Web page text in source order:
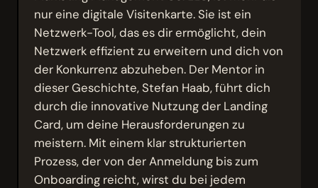
nur eine digitale Visitenkarte. Sie ist ein
Netzwerk-Tool, das es dir ermöglicht, dein
Netzwerk effizient zu erweitern und dich von
der Konkurrenz abzuheben. Der Mentor in
dieser Geschichte, Stefan Haab, führt dich
durch die innovative Nutzung der Landing
Card, um deine Herausforderungen zu
meistern. Mit einem klar strukturierten
Prozess, der von der Anmeldung bis zum
Onboarding reicht, wirst du bei jedem